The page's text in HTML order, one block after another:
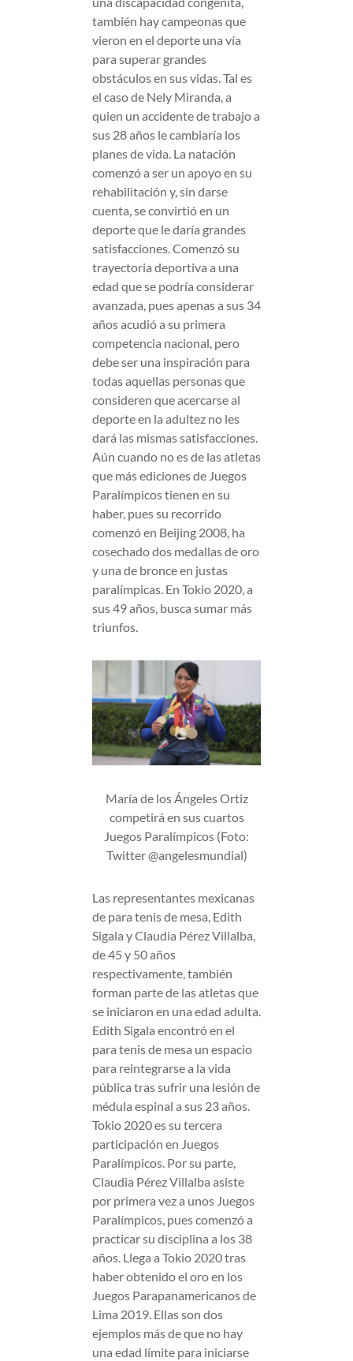
también hay campeonas que
vieron en el deporte una vía
para superar grandes
obstáculos en sus vidas. Tal es
el caso de Nely Miranda, a
quien un accidente de trabajo a
sus 28 años le cambiaría los
planes de vida. La natación
comenzó a ser un apoyo en su
rehabilitación y, sin darse
cuenta, se convirtió en un
deporte que le daría grandes
satisfacciones. Comenzó su
trayectoria deportiva a una
edad que se podría considerar
avanzada, pues apenas a sus 34
años acudió a su primera
competencia nacional, pero
debe ser una inspiración para
todas aquellas personas que
consideren que acercarse al
deporte en la adultez no les
dará las mismas satisfacciones.
Aún cuando no es de las atletas
que más ediciones de Juegos
Paralímpicos tienen en su
haber, pues su recorrido
comenzó en Beijing 2008, ha
cosechado dos medallas de oro
y una de bronce en justas
paralímpicas. En Tokio 2020, a
sus 49 años, busca sumar más
triunfos.
María de los Ángeles Ortiz
competirá en sus cuartos
Juegos Paralímpicos (Foto:
Twitter @angelesmundial)
Las representantes mexicanas
de para tenis de mesa, Edith
Sigala y Claudia Pérez Villalba,
de 45 y 50 años
respectivamente, también
forman parte de las atletas que
se iniciaron en una edad adulta.
Edith Sigala encontró en el
para tenis de mesa un espacio
para reintegrarse a la vida
pública tras sufrir una lesión de
médula espinal a sus 23 años.
Tokio 2020 es su tercera
participación en Juegos
Paralímpicos. Por su parte,
Claudia Pérez Villalba asiste
por primera vez a unos Juegos
Paralímpicos, pues comenzó a
practicar su disciplina a los 38
años. Llega a Tokio 2020 tras
haber obtenido el oro en los
Juegos Parapanamericanos de
Lima 2019. Ellas son dos
ejemplos más de que no hay
una edad límite para iniciarse